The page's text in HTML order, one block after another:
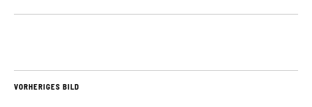
VORHERIGES BILD